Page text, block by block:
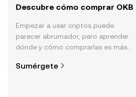
Descubre cómo comprar OKB
Empezar a usar criptos puede
parecer abrumador, pero aprender
dónde y cómo comprarlas es más
tu aventura en la aplicación móvil de
Sumérgete